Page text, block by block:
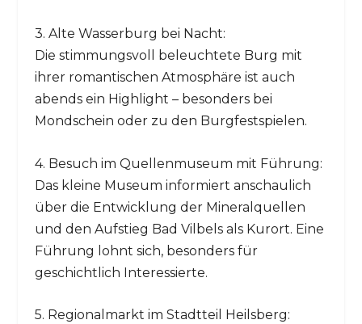
3. Alte Wasserburg bei Nacht:
Die stimmungsvoll beleuchtete Burg mit
ihrer romantischen Atmosphäre ist auch
abends ein Highlight – besonders bei
Mondschein oder zu den Burgfestspielen.
4. Besuch im Quellenmuseum mit Führung:
Das kleine Museum informiert anschaulich
über die Entwicklung der Mineralquellen
und den Aufstieg Bad Vilbels als Kurort. Eine
Führung lohnt sich, besonders für
geschichtlich Interessierte.
5. Regionalmarkt im Stadtteil Heilsberg: